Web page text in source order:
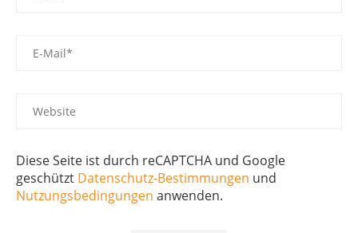
Diese Seite ist durch reCAPTCHA und Google
geschützt Datenschutz-Bestimmungen und
Nutzungsbedingungen anwenden.